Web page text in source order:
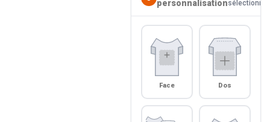
personnalisationsélectionné
Face Dos